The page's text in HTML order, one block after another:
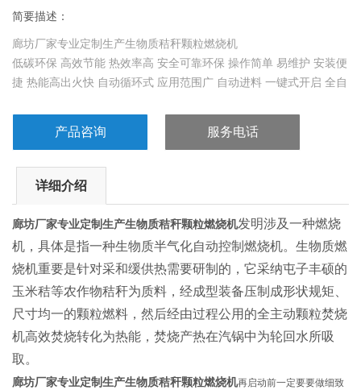
简要描述：
廊坊厂家专业定制生产生物质秸秆颗粒燃烧机
低碳环保 高效节能 热效率高 安全可靠环保 操作简单 易维护 安装便
捷 热能高出火快 自动循环式 应用范围广 自动进料 一键式开启 全自
产品咨询 服务电话
详细介绍
廊坊厂家专业定制生产生物质秸秆颗粒燃烧机发明涉及一种燃烧
机，具体是指一种生物质半气化自动控制燃烧机。生物质燃
烧机重要是针对采和缓供热需要研制的，它采纳屯子丰硕的
玉米秸等农作物秸秆为质料，经成型装备压制成形状规矩、
尺寸均一的颗粒燃料，然后经由过程公用的全主动颗粒焚烧
机高效焚烧转化为热能，焚烧产热在汽锅中为轮回水所吸
取。
廊坊厂家专业定制生产生物质秸秆颗粒燃烧机再启动前一定要要做细致